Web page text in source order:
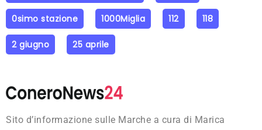
0simo stazione 1000Miglia 112 118
2 giugno 25 aprile
Sito d’informazione sulle Marche a cura di Marica